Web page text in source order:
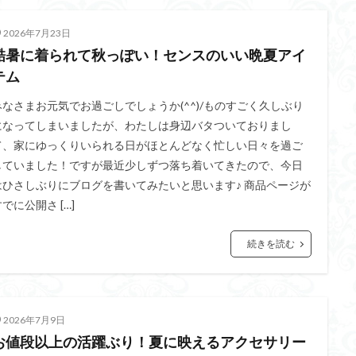
2026年7月23日
暑に着られて秋っぽい！センスのいい晩夏アイ
ム
なさまお元気でお過ごしでしょうか(^^)/ものすごく久しぶり
なってしまいましたが、わたしは身辺バタついておりまし
、家にゆっくりいられる日がほとんどなく忙しい日々を過ご
ていました！ですが最近少しずつ落ち着いてきたので、今日
ひさしぶりにブログを書いてみたいと思います♪ 商品ページが
でに公開さ […]
続きを読む
2026年7月9日
値段以上の活躍ぶり！夏に映えるアクセサリー